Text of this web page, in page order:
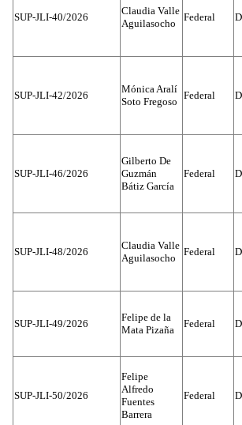
SUP-JLI-40/2026
Claudia Valle
Aguilasocho
Federal
SUP-JLI-42/2026
Mónica Aralí
Soto Fregoso
Federal
SUP-JLI-46/2026
Gilberto De
Guzmán
Bátiz García
Federal
SUP-JLI-48/2026
Claudia Valle
Aguilasocho
Federal
SUP-JLI-49/2026
Felipe de la
Mata Pizaña
Federal
SUP-JLI-50/2026
Felipe
Alfredo
Fuentes
Barrera
Federal